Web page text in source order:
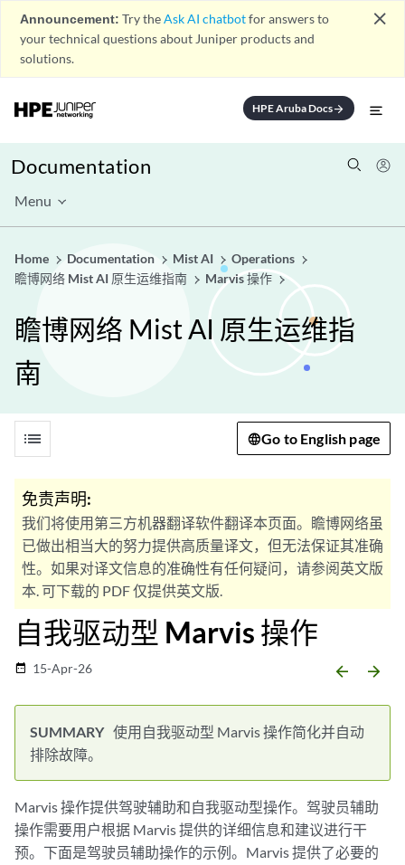
Announcement: Try theAsk AI chatbotfor answers to
your technical questions about Juniper products and
solutions.
close
HPE Aruba Docsarrow_forward
Documentation
Menu
Home Documentation Mist AI
Operations
瞻博网络 Mist AI 原生运维指南
Marvis 操作
瞻博网络 Mist AI 原生运维指
南
list Go to English page
免责声明:
我们将使用第三方机器翻译软件翻译本页面。瞻博网络虽
已做出相当大的努力提供高质量译文，但无法保证其准确
性。如果对译文信息的准确性有任何疑问，请参阅英文版
本. 可下载的 PDF 仅提供英文版.
自我驱动型 Marvis 操作
date_range 15-Apr-26 arrow_backward arrow_forward
使用自我驱动型 Marvis 操作简化并自动
排除故障。
Marvis 操作提供驾驶辅助和自我驱动型操作。驾驶员辅助
操作需要用户根据 Marvis 提供的详细信息和建议进行干
预。下面是驾驶员辅助操作的示例。Marvis 提供了必要的